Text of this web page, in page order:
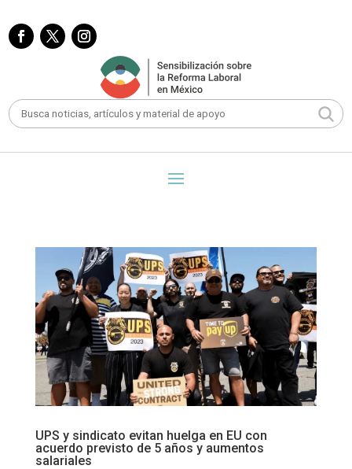
UPS y sindicato evitan huelga en EU con
acuerdo previsto de 5 años y aumentos
salariales